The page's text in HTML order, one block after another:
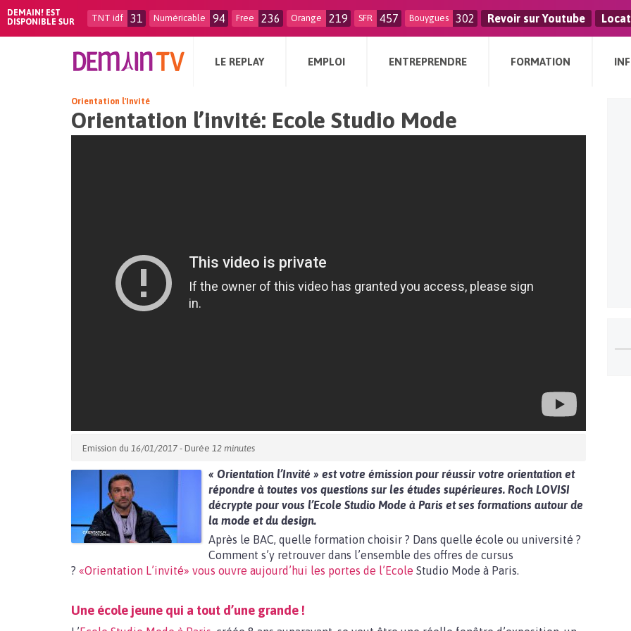
DEMAIN! EST
DISPONIBLE SUR
TNT idf 31 Numéricable 94 Free 236 Orange 219 SFR 457 Bouygues 302 Revoir sur Youtube
LE REPLAY EMPLOI ENTREPRENDRE FORMATION
Orientation l'Invité
Orientation l’invité: Ecole Studio Mode
Emission du 16/01/2017 - Durée 12 minutes
« Orientation l’Invité » est votre émission pour réussir votre orientation et
répondre à toutes vos questions sur les études supérieures. Roch LOVISI
décrypte pour vous l’Ecole Studio Mode à Paris et ses formations autour de
la mode et du design.
Après le BAC, quelle formation choisir ? Dans quelle école ou université ?
Comment s’y retrouver dans l’ensemble des offres de cursus
? «Orientation L’invité» vous ouvre aujourd’hui les portes de l’Ecole Studio Mode à Paris.
Une école jeune qui a tout d’une grande !